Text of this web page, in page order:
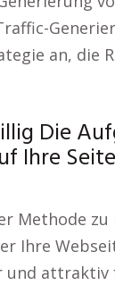
an,
Die
Ihre
Methode
Ihre